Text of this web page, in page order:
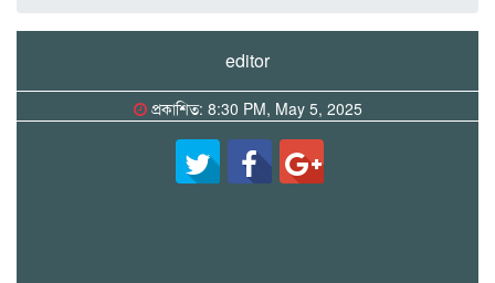
editor
প্রকাশিত: 8:30 PM, May 5, 2025